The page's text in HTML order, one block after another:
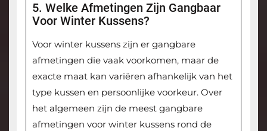
5. Welke Afmetingen Zijn Gangbaar
Voor Winter Kussens?
Voor winter kussens zijn er gangbare
afmetingen die vaak voorkomen, maar de
exacte maat kan variëren afhankelijk van het
type kussen en persoonlijke voorkeur. Over
het algemeen zijn de meest gangbare
afmetingen voor winter kussens rond de